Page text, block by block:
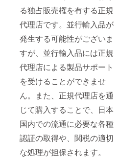
る独占販売権を有する正規
代理店です。並行輸入品が
発生する可能性がございま
すが、並行輸入品には正規
代理店による製品サポート
を受けることができませ
ん。また、正規代理店を通
じて購入することで、日本
国内での流通に必要な各種
認証の取得や、関税の適切
な処理が担保されます。